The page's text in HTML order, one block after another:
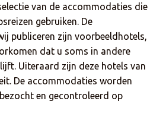
van de accommodaties die
gebruiken. De
publiceren zijn voorbeeldhotels,
dat u soms in andere
Uiteraard zijn deze hotels van
De accommodaties worden
en gecontroleerd op